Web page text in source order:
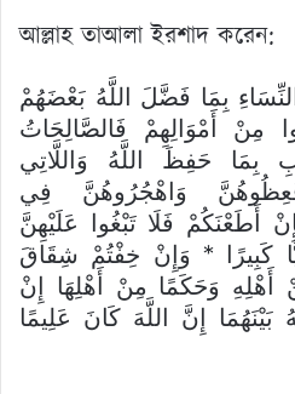
আল্লাহ তাআলা ইরশাদ করেন:
بِمَا فَضَّلَ اللَّهُ بَعْضَهُمْ
مِنْ أَمْوَالِهِمْ فَالصَّالِحَاتُ
بِمَا حَفِظَ اللَّهُ وَاللَّاتِي
وَاهْجُرُوهُنَّ فِي
أَطَعْنَكُمْ فَلَا تَبْغُوا عَلَيْهِنَّ
كَبِيرًا * وَإِنْ خِفْتُمْ شِقَاقَ
أَهْلِهِ وَحَكَمًا مِنْ أَهْلِهَا إِنْ
بَيْنَهُمَا إِنَّ اللَّهَ كَانَ عَلِيمًا